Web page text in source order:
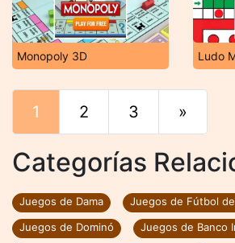
Monopoly 3D Ludo
1 2 3 »
Categorías
Juegos de Dama
Juegos de Fútbol
Juegos de Dominó
Juegos de Banco